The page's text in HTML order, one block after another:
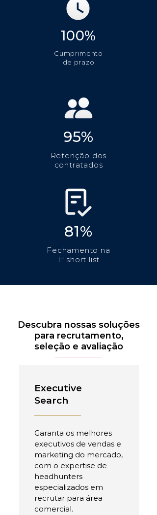
100%
Cumprimento
de prazo
95%
Retenção dos
contratados
81%
Fechamento na
1ª short list
Descubra nossas soluções
para recrutamento,
seleção e avaliação
Executive
Search
Garanta os melhores
executivos de vendas e
marketing do mercado,
com o expertise de
headhunters
especializados em
recrutar para área
comercial.